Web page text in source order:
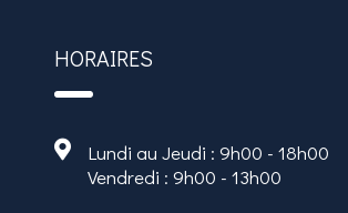
HORAIRES
Lundi au Jeudi : 9h00 - 18h00
Vendredi : 9h00 - 13h00